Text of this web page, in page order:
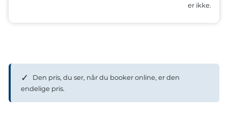
er ikke.
✓
Den pris, du ser, når du booker online, er den
endelige pris.